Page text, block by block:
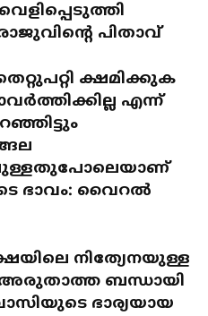
പിതാവ്
ക്ഷമിക്കുക
എന്ന്
ഭാവം: വൈറൽ
നിത്യേനയുള്ള
ബന്ധായി
ഭാര്യയായ